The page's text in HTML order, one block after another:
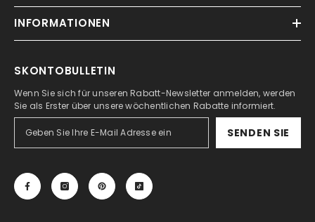
INFORMATIONEN
SKONTOBULLETIN
Wenn Sie sich für unseren Rabatt-Newsletter anmelden, werden
Sie als Erster über unsere wöchentlichen Rabatte informiert.
SENDEN SIE